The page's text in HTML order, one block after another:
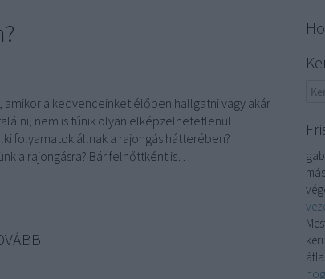
amikor a kedvenceinket élőben hallgatni vagy akár
nem is tűnik olyan elképzelhetetlenül
folyamatok állnak a rajongás hátterében?
a rajongásra? Bár felnőttként is…